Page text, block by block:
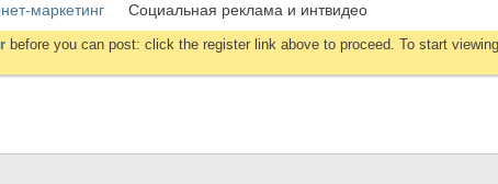
маркетинг Социальная реклама и интвидео
before you can post: click the register link above to proceed. To start